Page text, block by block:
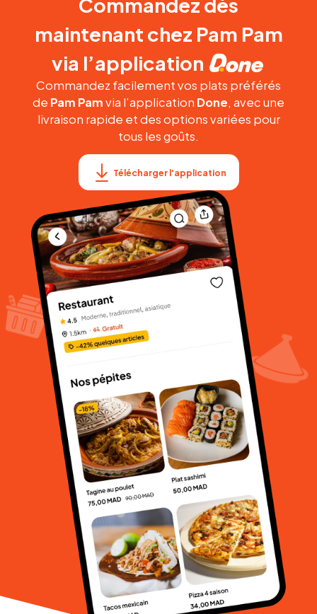
maintenant chez Pam Pam
via l’application
Commandez facilement vos plats préférés
de Pam Pamvia l’application Done, avec une
livraison rapide et des options variées pour
tous les goûts.
Télécharger l'application